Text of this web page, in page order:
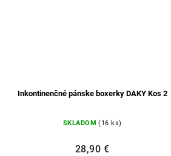
Inkontinenčné pánske boxerky DAKY Kos 2
SKLADOM (16 ks)
28,90 €